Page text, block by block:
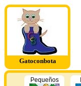
Gatoconbota
Pequeños